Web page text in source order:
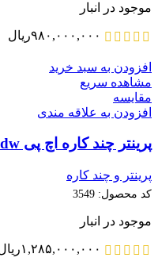
موجود در انبار
۹۸۰,۰۰۰,۰۰۰ریال
افزودن به سبد خرید
مشاهده سریع
مقایسه
افزودن به علاقه مندی
پرینتر چند کاره اچ پی MFP M428-dw
پرینتر و چند کاره
کد محصول: 3549
موجود در انبار
۱,۲۸۵,۰۰۰,۰۰۰